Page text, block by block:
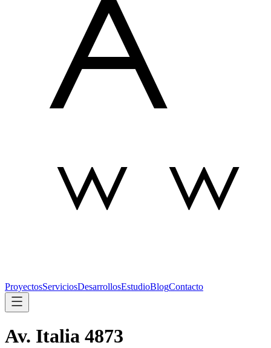
ProyectosServiciosDesarrollosEstudioBlogContacto
Av. Italia 4873